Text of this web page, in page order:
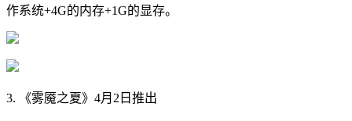
作系统+4G的内存+1G的显存。
3. 《雾魇之夏》4月2日推出